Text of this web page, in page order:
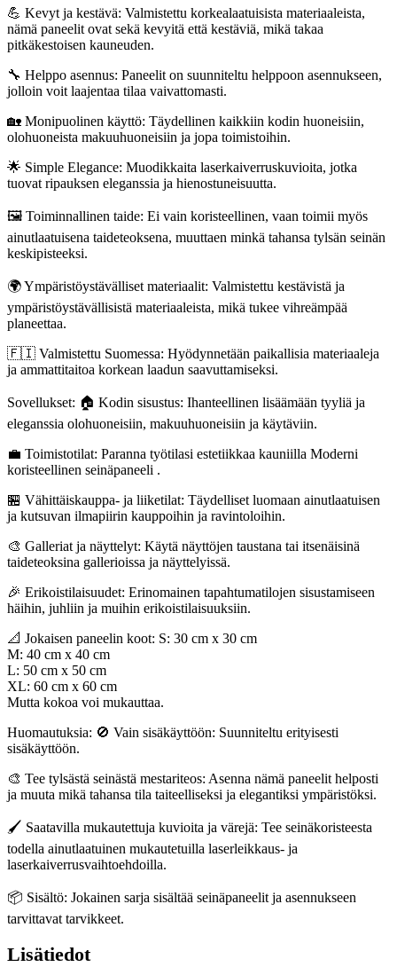
💪 Kevyt ja kestävä: Valmistettu korkealaatuisista materiaaleista,
nämä paneelit ovat sekä kevyitä että kestäviä, mikä takaa
pitkäkestoisen kauneuden.
🔧 Helppo asennus: Paneelit on suunniteltu helppoon asennukseen,
jolloin voit laajentaa tilaa vaivattomasti.
🏡 Monipuolinen käyttö: Täydellinen kaikkiin kodin huoneisiin,
olohuoneista makuuhuoneisiin ja jopa toimistoihin.
🌟 Simple Elegance: Muodikkaita laserkaiverruskuvioita, jotka
tuovat ripauksen eleganssia ja hienostuneisuutta.
🖼️ Toiminnallinen taide: Ei vain koristeellinen, vaan toimii myös
ainutlaatuisena taideteoksena, muuttaen minkä tahansa tylsän seinän
keskipisteeksi.
🌍 Ympäristöystävälliset materiaalit: Valmistettu kestävistä ja
ympäristöystävällisistä materiaaleista, mikä tukee vihreämpää
planeettaa.
🇫🇮 Valmistettu Suomessa: Hyödynnetään paikallisia materiaaleja
ja ammattitaitoa korkean laadun saavuttamiseksi.
Sovellukset: 🏠 Kodin sisustus: Ihanteellinen lisäämään tyyliä ja
eleganssia olohuoneisiin, makuuhuoneisiin ja käytäviin.
💼 Toimistotilat: Paranna työtilasi estetiikkaa kauniilla Moderni
koristeellinen seinäpaneeli .
🏪 Vähittäiskauppa- ja liiketilat: Täydelliset luomaan ainutlaatuisen
ja kutsuvan ilmapiirin kauppoihin ja ravintoloihin.
🎨 Galleriat ja näyttelyt: Käytä näyttöjen taustana tai itsenäisinä
taideteoksina gallerioissa ja näyttelyissä.
🎉 Erikoistilaisuudet: Erinomainen tapahtumatilojen sisustamiseen
häihin, juhliin ja muihin erikoistilaisuuksiin.
📐 Jokaisen paneelin koot: S: 30 cm x 30 cm
M: 40 cm x 40 cm
L: 50 cm x 50 cm
XL: 60 cm x 60 cm
Mutta kokoa voi mukauttaa.
Huomautuksia: 🚫 Vain sisäkäyttöön: Suunniteltu erityisesti
sisäkäyttöön.
🎨 Tee tylsästä seinästä mestariteos: Asenna nämä paneelit helposti
ja muuta mikä tahansa tila taiteelliseksi ja elegantiksi ympäristöksi.
🖌️ Saatavilla mukautettuja kuvioita ja värejä: Tee seinäkoristeesta
todella ainutlaatuinen mukautetuilla laserleikkaus- ja
laserkaiverrusvaihtoehdoilla.
📦 Sisältö: Jokainen sarja sisältää seinäpaneelit ja asennukseen
tarvittavat tarvikkeet.
Lisätiedot